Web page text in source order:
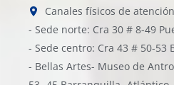
Canales físicos de atención
- Sede norte: Cra 30 # 8-49
- Sede centro: Cra 43 # 50-53
- Bellas Artes- Museo de